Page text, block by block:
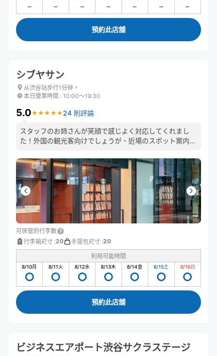
預約此店舖
シブヤサン
从渋谷站步行1分钟。
本日營業時間 : 10:00〜19:30
5.0★ ★ ★ ★ ★
★ ★ ★ ★ ★ 24 則評論
スタッフのお姉さんが笑顔で感じよく対応してくれまし
た！外国の観光客向けでしょうが、近場のスポット案内図
可保管的行李數
行李箱尺寸 :20 手提包尺寸 :20
利用可能時間
8/10月 8/11火 8/12水 8/13木 8/14金 8/15土 8/16日
預約此店舖
ビジネスエアポート渋谷サクラステージ